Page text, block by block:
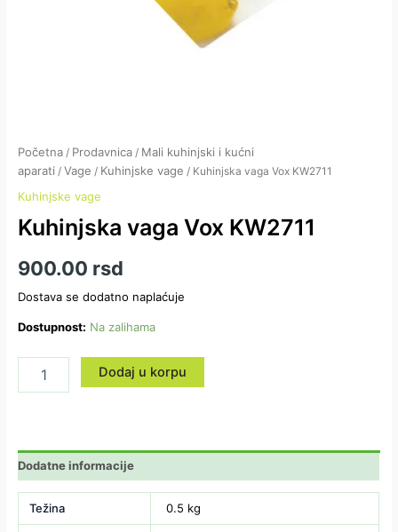
Početna / Prodavnica / Mali kuhinjski i kućni
aparati /Vage / Kuhinjske vage / Kuhinjska vaga Vox KW2711
Kuhinjske vage
Kuhinjska vaga Vox KW2711
900.00 rsd
Dostava se dodatno naplaćuje
Dostupnost: Na zalihama
Dodaj u korpu
Dodatne informacije
Težina 0.5 kg